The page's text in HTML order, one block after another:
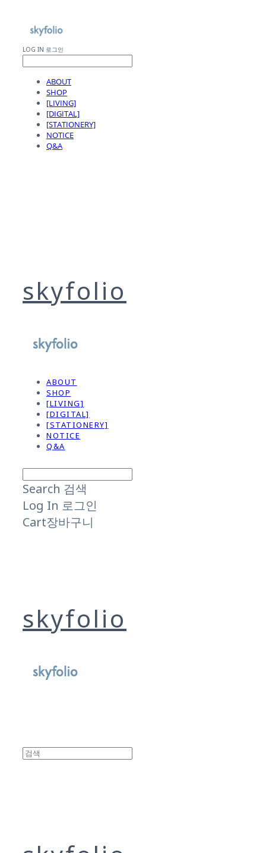
LOG IN 로그인
ABOUT
SHOP
[LIVING]
[DIGITAL]
[STATIONERY]
NOTICE
Q&A
skyfolio
ABOUT
SHOP
[LIVING]
[DIGITAL]
[STATIONERY]
NOTICE
Q&A
Search 검색
Log In 로그인
Cart장바구니
skyfolio